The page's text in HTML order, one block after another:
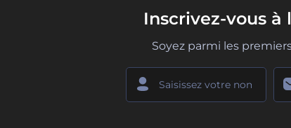
Inscrivez-vous
Soyez parmi les